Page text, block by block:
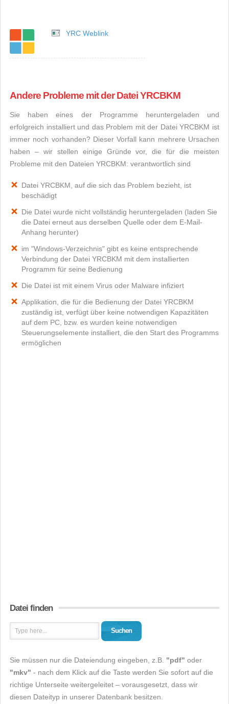
YRC Weblink
Andere Probleme mit der Datei YRCBKM
Sie haben eines der Programme heruntergeladen und
erfolgreich installiert und das Problem mit der Datei YRCBKM ist
immer noch vorhanden? Dieser Vorfall kann mehrere Ursachen
haben – wir stellen einige Gründe vor, die für die meisten
Probleme mit den Dateien YRCBKM: verantwortlich sind
Datei YRCBKM, auf die sich das Problem bezieht, ist
beschädigt
Die Datei wurde nicht vollständig heruntergeladen (laden Sie
die Datei erneut aus derselben Quelle oder dem E-Mail-
Anhang herunter)
im "Windows-Verzeichnis" gibt es keine entsprechende
Verbindung der Datei YRCBKM mit dem installierten
Programm für seine Bedienung
Die Datei ist mit einem Virus oder Malware infiziert
Applikation, die für die Bedienung der Datei YRCBKM
zuständig ist, verfügt über keine notwendigen Kapazitäten
auf dem PC, bzw. es wurden keine notwendigen
Steuerungselemente installiert, die den Start des Programms
ermöglichen
Datei finden
Suchen
Sie müssen nur die Dateiendung eingeben, z.B. "pdf" oder
"mkv" - nach dem Klick auf die Taste werden Sie sofort auf die
richtige Unterseite weitergeleitet – vorausgesetzt, dass wir
diesen Dateityp in unserer Datenbank besitzen.